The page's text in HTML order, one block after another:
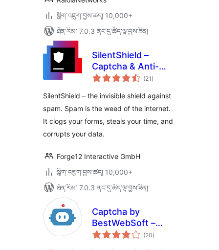
སྒྲིག་འཇུག་བྱས་ཚད། 10,000+
ཐོན་རིམ་ 7.0.3 ནང་དུ་ཚོད་ལྟ་བྱས་ཟིན།
SilentShield –
Captcha & Anti-
Spam for
WPForms,
Elementor,
WooCommerce)
(21 གདེང་
འཇོག་
ཚང་།
)
SilentShield – the invisible shield against
spam. Spam is the weed of the internet.
It clogs your forms, steals your time, and
corrupts your data.
Forge12 Interactive GmbH
སྒྲིག་འཇུག་བྱས་ཚད། 10,000+
ཐོན་རིམ་ 7.0.3 ནང་དུ་ཚོད་ལྟ་བྱས་ཟིན།
Captcha by
BestWebSoft –
Advanced Spam
(20གདེང་
འཇོག་
)